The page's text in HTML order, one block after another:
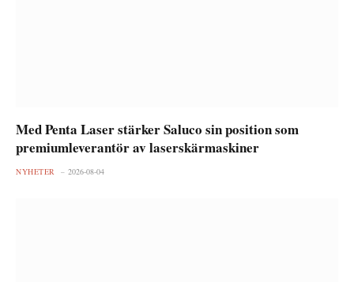
Med Penta Laser stärker Saluco sin position som
premiumleverantör av laserskärmaskiner
NYHETER 2026-08-04